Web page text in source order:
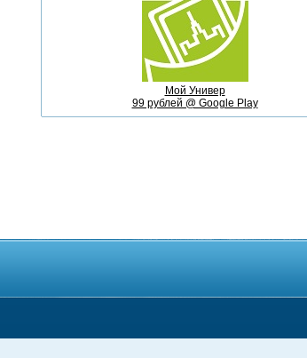
Мой Универ
99 рублей @ Google Play